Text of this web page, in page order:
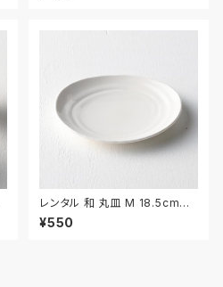
レンタル 和 丸皿 M 18.5cm｜
WMM045
¥550